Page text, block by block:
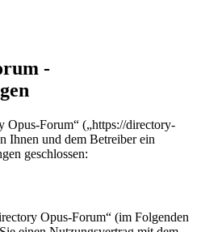
-
Forum“ („https://directory-
Ihnen und dem Betreiber ein
geschlossen:
Opus-Forum“ (im Folgenden